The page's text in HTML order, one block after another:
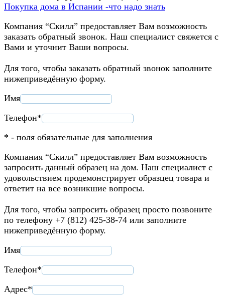
Покупка дома в Испании -что надо знать
Компания “Скилл” предоставляет Вам возможность
заказать обратный звонок. Наш специалист свяжется с
Вами и уточнит Ваши вопросы.
Для того, чтобы заказать обратный звонок заполните
нижеприведённую форму.
Имя
Телефон*
* - поля обязательные для заполнения
Компания “Скилл” предоставляет Вам возможность
запросить данный образец на дом. Наш специалист с
удовольствием продемонстрирует образцец товара и
ответит на все возникшие вопросы.
Для того, чтобы запросить образец просто позвоните
по телефону +7 (812) 425-38-74 или заполните
нижеприведённую форму.
Имя
Телефон*
Адрес*